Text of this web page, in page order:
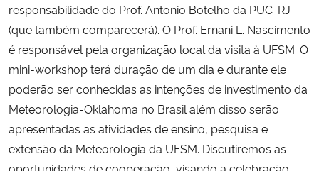
Planalto
responsabilidade do Prof. Antonio Botelho da PUC-RJ
(que também comparecerá). O Prof. Ernani L. Nascimento
é responsável pela organização local da visita à UFSM. O
mini-workshop terá duração de um dia e durante ele
poderão ser conhecidas as intenções de investimento da
Meteorologia-Oklahoma no Brasil além disso serão
apresentadas as atividades de ensino, pesquisa e
extensão da Meteorologia da UFSM. Discutiremos as
oportunidades de cooperação, visando a celebração